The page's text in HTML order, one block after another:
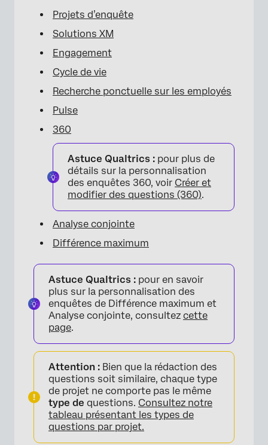
Projets d’enquête
Solutions XM
Engagement
Cycle de vie
Recherche ponctuelle sur les employés
Pulse
360
Astuce Qualtrics : pour plus de
détails sur la personnalisation
des enquêtes 360, voir Créer et
modifier des questions (360).
Analyse conjointe
Différence maximum
Astuce Qualtrics : pour en savoir
plus sur la personnalisation des
enquêtes de Différence maximum et
Analyse conjointe, consultez cette
page.
Attention : Bien que la rédaction des
questions soit similaire, chaque type
de projet ne comporte pas le même
type de questions. Consultez notre
tableau présentant les types de
questions par projet.